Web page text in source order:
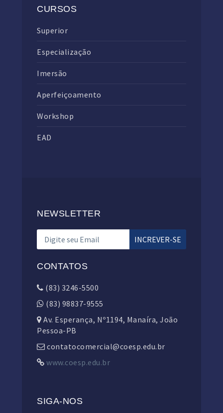
CURSOS
Superior
Especialização
Imersão
Aperfeiçoamento
Workshop
EAD
NEWSLETTER
CONTATOS
(83) 3246-5500
(83) 98837-9555
Av. Esperança, Nº1194, Manaíra, João
Pessoa-PB
contatocomercial@coesp.edu.br
www.coesp.edu.br
SIGA-NOS